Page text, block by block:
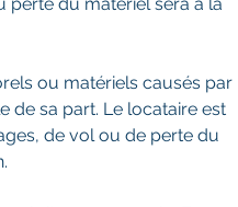
ou matériels causés par
de sa part. Le locataire est
de vol ou de perte du